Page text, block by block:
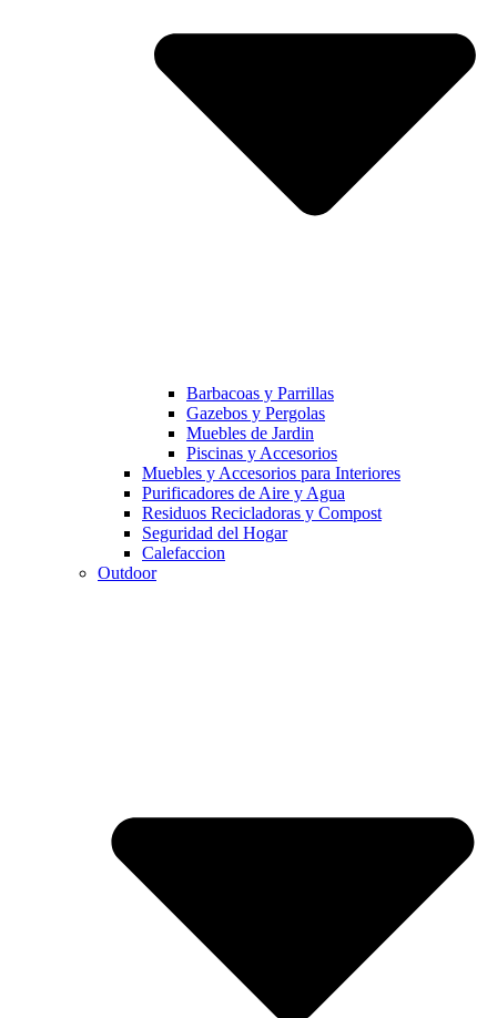
Barbacoas y Parrillas
Gazebos y Pergolas
Muebles de Jardin
Piscinas y Accesorios
Muebles y Accesorios para Interiores
Purificadores de Aire y Agua
Residuos Recicladoras y Compost
Seguridad del Hogar
Calefaccion
Outdoor